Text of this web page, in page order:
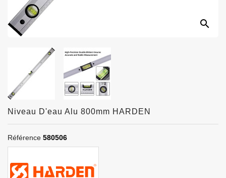
search
Niveau D'eau Alu 800mm HARDEN
Référence 580506